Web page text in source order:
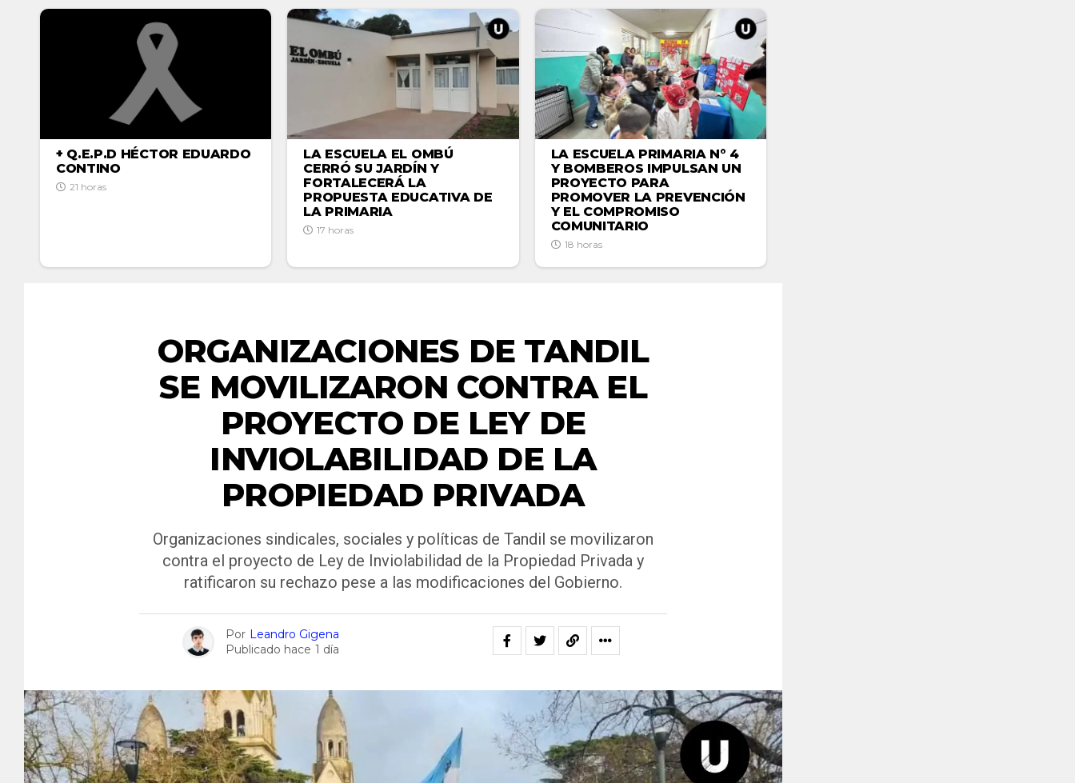
+ Q.E.P.D HÉCTOR EDUARDO
CONTINO
21 horas
LA ESCUELA EL OMBÚ
CERRÓ SU JARDÍN Y
FORTALECERÁ LA
PROPUESTA EDUCATIVA DE
LA PRIMARIA
17 horas
LA ESCUELA PRIMARIA N° 4
Y BOMBEROS IMPULSAN UN
PROYECTO PARA
PROMOVER LA PREVENCIÓN
Y EL COMPROMISO
COMUNITARIO
18 horas
ORGANIZACIONES DE TANDIL
SE MOVILIZARON CONTRA EL
PROYECTO DE LEY DE
INVIOLABILIDAD DE LA
PROPIEDAD PRIVADA
Organizaciones sindicales, sociales y políticas de Tandil se movilizaron
contra el proyecto de Ley de Inviolabilidad de la Propiedad Privada y
ratificaron su rechazo pese a las modificaciones del Gobierno.
Por Leandro Gigena
Publicado hace 1 día